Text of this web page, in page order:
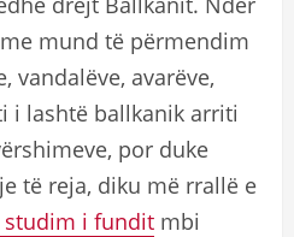
mund të përmendim
vandalëve, avarëve,
i lashtë ballkanik arriti
por duke
të reja, diku më rrallë e
studim i fundit mbi